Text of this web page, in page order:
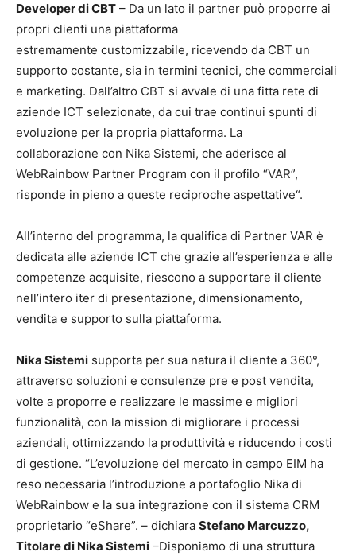
Developer di CBT – Da un lato il partner può proporre ai
propri clienti una piattaforma
estremamente customizzabile, ricevendo da CBT un
supporto costante, sia in termini tecnici, che commerciali
e marketing. Dall’altro CBT si avvale di una fitta rete di
aziende ICT selezionate, da cui trae continui spunti di
evoluzione per la propria piattaforma. La
collaborazione con Nika Sistemi, che aderisce al
WebRainbow Partner Program con il profilo “VAR”,
risponde in pieno a queste reciproche aspettative“.
All’interno del programma, la qualifica di Partner VAR è
dedicata alle aziende ICT che grazie all’esperienza e alle
competenze acquisite, riescono a supportare il cliente
nell’intero iter di presentazione, dimensionamento,
vendita e supporto sulla piattaforma.
Nika Sistemi supporta per sua natura il cliente a 360°,
attraverso soluzioni e consulenze pre e post vendita,
volte a proporre e realizzare le massime e migliori
funzionalità, con la mission di migliorare i processi
aziendali, ottimizzando la produttività e riducendo i costi
di gestione. “L’evoluzione del mercato in campo EIM ha
reso necessaria l’introduzione a portafoglio Nika di
WebRainbow e la sua integrazione con il sistema CRM
proprietario “eShare”. – dichiara Stefano Marcuzzo,
Titolare di Nika Sistemi –Disponiamo di una struttura